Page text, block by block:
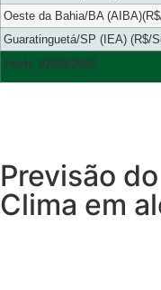
Oeste da Bahia/BA
Guaratinguetá/SP (IEA) (R$/
Fech. 07/08/2026
Previsão
Clima em